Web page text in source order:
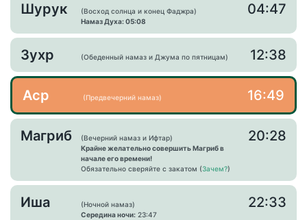
Шурук
(Восход солнца и конец Фаджра)
Намаз Духа: 05:08
04:47
Зухр (Обеденный намаз и Джума по пятницам) 12:38
Аср (Предвечерний намаз) 16:49
Магриб
(Вечерний намаз и Ифтар)
Крайне желательно совершить Магриб в
начале его времени!
Обязательно сверяйте с закатом (Зачем?)
20:28
Иша
(Ночной намаз)
Середина ночи: 23:47
22:33